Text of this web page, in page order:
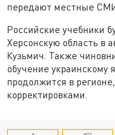
передают местные
Российские учебники
Херсонскую область в
Кузьмич. Также
обучение украинскому
продолжится в
корректировками.